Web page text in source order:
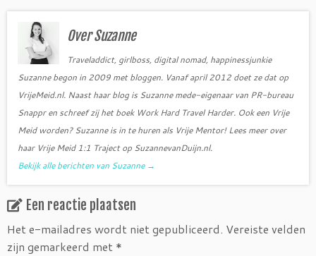
o e
r
Over Suzanne
Traveladdict, girlboss, digital nomad, happinessjunkie
Suzanne begon in 2009 met bloggen. Vanaf april 2012 doet ze dat op
VrijeMeid.nl. Naast haar blog is Suzanne mede-eigenaar van PR-bureau
Snappr en schreef zij het boek Work Hard Travel Harder. Ook een Vrije
Meid worden? Suzanne is in te huren als Vrije Mentor! Lees meer over
haar Vrije Meid 1:1 Traject op SuzannevanDuijn.nl.
Bekijk alle berichten van Suzanne →
Een reactie plaatsen
Het e-mailadres wordt niet gepubliceerd. Vereiste velden
zijn gemarkeerd met *